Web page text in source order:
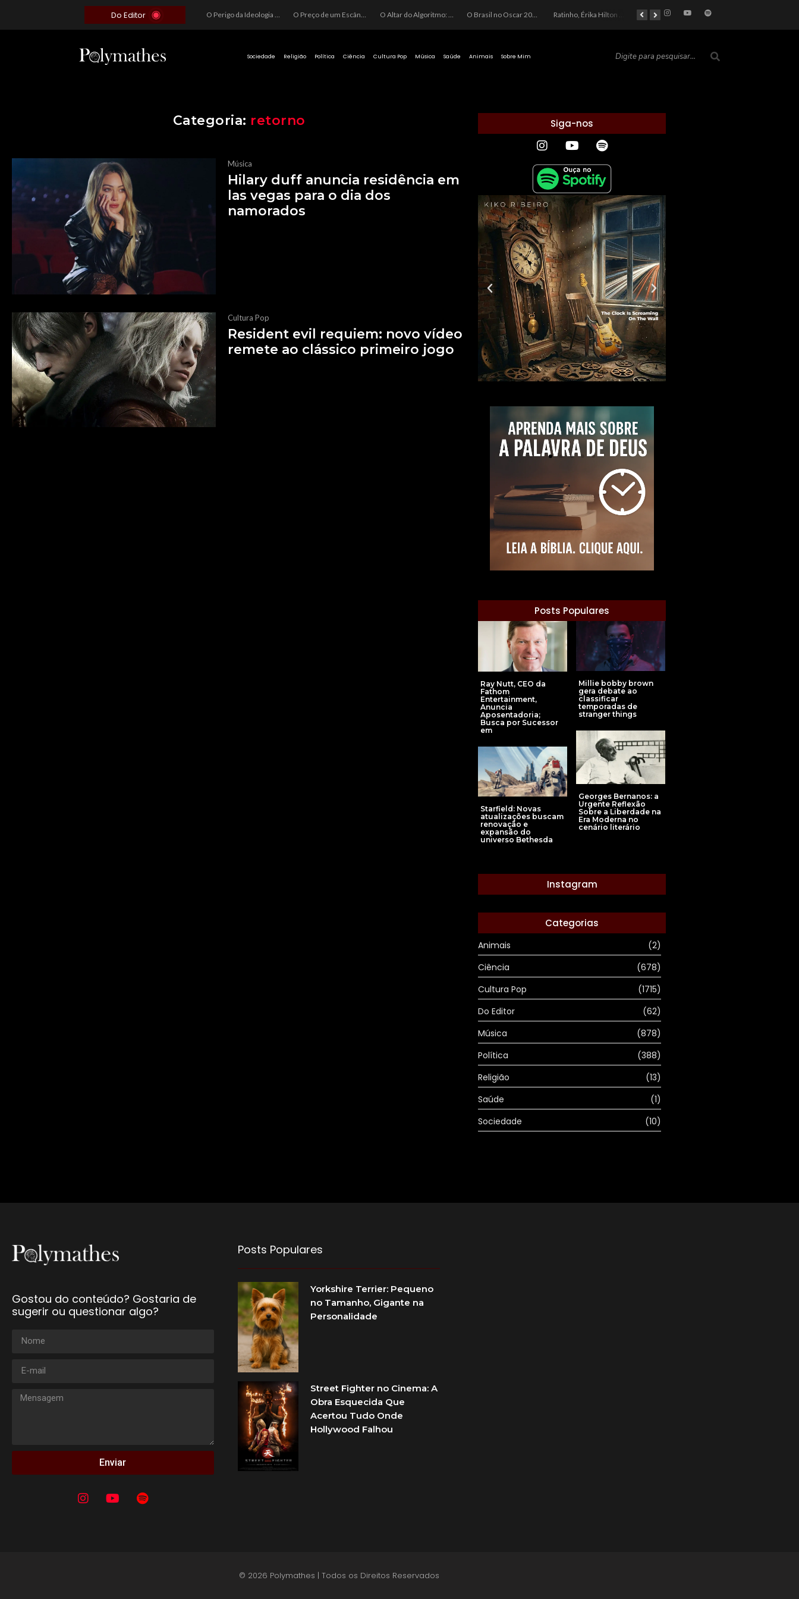
Do Editor O Perigo da Ideologia Desenfreada na Justiça: Quando a Pauta Política Substitui a Pena Criminal O Preço de um Escândalo: A Discrepância Entre o “Filme de Bolsonaro” e a Realidade do Cinema Mundial O Altar do Algoritmo: A Carência Humana e a Fabricação de Heróis no Brasil O Brasil no Oscar 2026: Entre a Cota do Politicamente Correto e a Realidade das Telas Ratinho, Érika Hilton e a Farsa Política: Quem Ganha com o Barulho no País de Bobson? As controvérsias que marcam o cenário político e econômico nacional
Sociedade Religião Política Ciência Cultura Pop Música Saúde Animais Sobre Mim
Categoria: retorno
Música
Hilary duff anuncia residência em
las vegas para o dia dos
namorados
Cultura Pop
Resident evil requiem: novo vídeo
remete ao clássico primeiro jogo
Siga-nos
Posts Populares
Ray Nutt, CEO da
Fathom
Entertainment,
Anuncia
Aposentadoria;
Busca por Sucessor
em
Millie bobby brown
gera debate ao
classificar
temporadas de
stranger things
Georges Bernanos: a
Urgente Reflexão
Sobre a Liberdade na
Era Moderna no
cenário literário
Starfield: Novas
atualizações buscam
renovação e
expansão do
universo Bethesda
Instagram
Categorias
Animais
(2)
Ciência
(678)
Cultura Pop
(1715)
Do Editor
(62)
Música
(878)
Política
(388)
Religião
(13)
Saúde
(1)
Sociedade
(10)
Gostou do conteúdo? Gostaria de
sugerir ou questionar algo?
Enviar
Posts Populares
Yorkshire Terrier: Pequeno
no Tamanho, Gigante na
Personalidade
Street Fighter no Cinema: A
Obra Esquecida Que
Acertou Tudo Onde
Hollywood Falhou
© 2026 Polymathes | Todos os Direitos Reservados